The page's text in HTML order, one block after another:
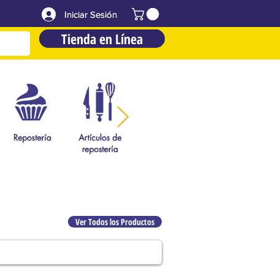
Iniciar Sesión
Tienda en Línea
Tienda en Línea
Iniciar Sesión
Ver Todos los Productos